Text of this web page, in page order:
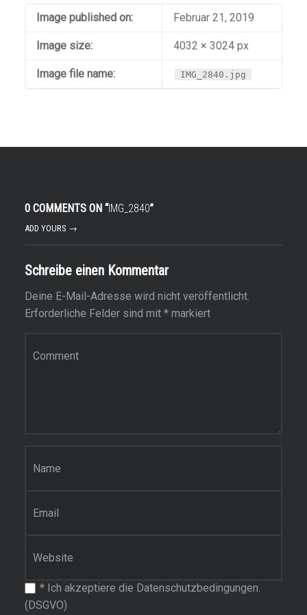
Image published on: Februar 21, 2019
Image size: 4032 × 3024 px
Image file name: IMG_2840.jpg
0 COMMENTS ON “IMG_2840”
ADD YOURS →
Schreibe einen Kommentar
Deine E-Mail-Adresse wird nicht veröffentlicht.
Erforderliche Felder sind mit *markiert
*Ich akzeptiere die Datenschutzbedingungen.
(DSGVO)